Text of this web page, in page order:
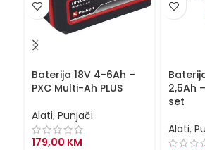
Baterija 18V 4-6Ah –
PXC Multi-Ah PLUS
Alati, Punjači
179,00 KM
2,5Ah
set
Alati,